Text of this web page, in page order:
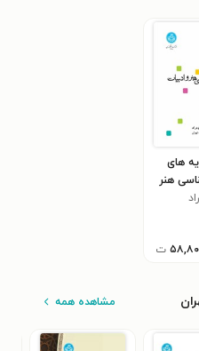
های
هنر
ت
مشاهده همه